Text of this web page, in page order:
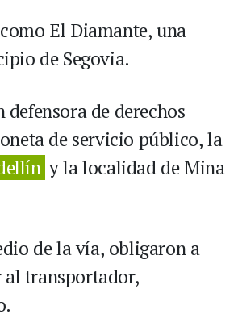
El Diamante, una
de Segovia.
de derechos
de servicio público, la
y la localidad de Mina
de la vía, obligaron a
al transportador,